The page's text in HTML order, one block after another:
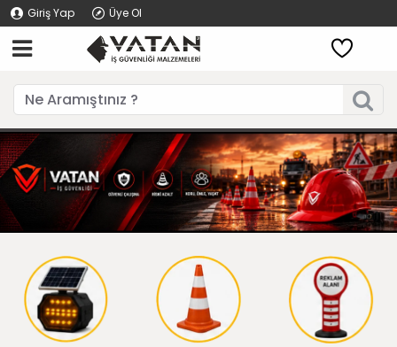
Giriş Yap Üye Ol